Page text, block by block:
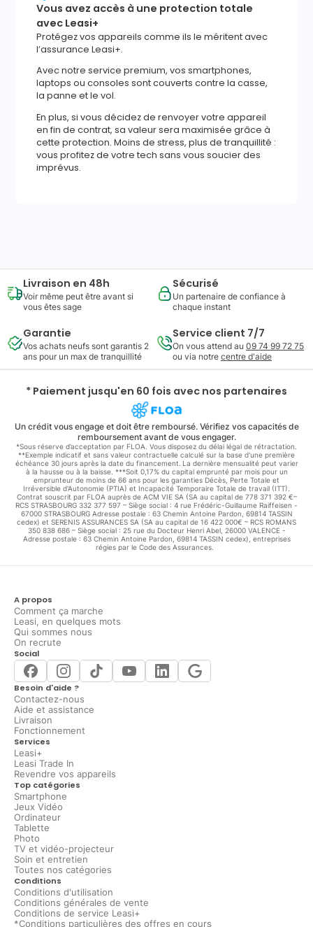
Vous avez accès à une protection totale
avec Leasi+
Protégez vos appareils comme ils le méritent avec
l’assurance Leasi+.
Avec notre service premium, vos smartphones,
laptops ou consoles sont couverts contre la casse,
la panne et le vol.
En plus, si vous décidez de renvoyer votre appareil
en fin de contrat, sa valeur sera maximisée grâce à
cette protection. Moins de stress, plus de tranquillité :
vous profitez de votre tech sans vous soucier des
imprévus.
Livraison en 48h
Voir même peut être avant si
vous êtes sage
Sécurisé
Un partenaire de confiance à
chaque instant
Garantie
Vos achats neufs sont garantis 2
ans pour un max de tranquillité
Service client 7/7
On vous attend au 09 74 99 72 75
ou via notre centre d'aide
* Paiement jusqu'en 60 fois avec nos partenaires
Un crédit vous engage et doit être remboursé. Vérifiez vos capacités de
remboursement avant de vous engager.
*Sous réserve d’acceptation par FLOA. Vous disposez du délai légal de rétractation.
**Exemple indicatif et sans valeur contractuelle calculé sur la base d'une première
échéance 30 jours après la date du financement. La dernière mensualité peut varier
à la hausse ou à la baisse. ***Soit 0,17% du capital emprunté par mois pour un
emprunteur de moins de 66 ans pour les garanties Décès, Perte Totale et
Irréversible d'Autonomie (PTIA) et Incapacité Temporaire Totale de travail (ITT).
Contrat souscrit par FLOA auprès de ACM VIE SA (SA au capital de 778 371 392 €–
RCS STRASBOURG 332 377 597 – Siège social : 4 rue Frédéric-Guillaume Raiffeisen -
67000 STRASBOURG Adresse postale : 63 Chemin Antoine Pardon, 69814 TASSIN
cedex) et SERENIS ASSURANCES SA (SA au capital de 16 422 000€ – RCS ROMANS
350 838 686 – Siège social : 25 rue du Docteur Henri Abel, 26000 VALENCE -
Adresse postale : 63 Chemin Antoine Pardon, 69814 TASSIN cedex), entreprises
régies par le Code des Assurances.
A propos
Comment ça marche
Leasi, en quelques mots
Qui sommes nous
On recrute
Social
Besoin d'aide ?
Contactez-nous
Aide et assistance
Livraison
Fonctionnement
Services
Leasi+
Leasi Trade In
Revendre vos appareils
Top catégories
Smartphone
Jeux Vidéo
Ordinateur
Tablette
Photo
TV et vidéo-projecteur
Soin et entretien
Toutes nos catégories
Conditions
Conditions d'utilisation
Conditions générales de vente
Conditions de service Leasi+
*Conditions particulières des offres en cours